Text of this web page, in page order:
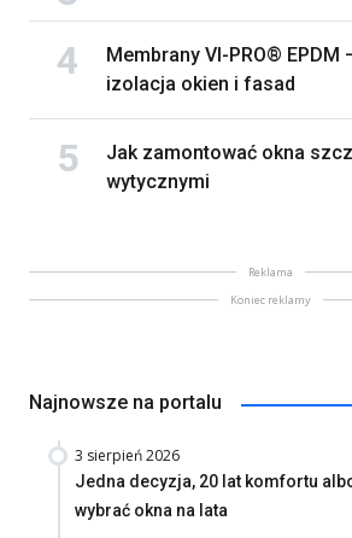
Membrany VI-PRO®
izolacja okien i fasad
Jak zamontować okna
wytycznymi
Reklama
Koniec reklamy
Najnowsze na portalu
3 sierpień 2026
Jedna decyzja, 20 lat komfortu
wybrać okna na lata